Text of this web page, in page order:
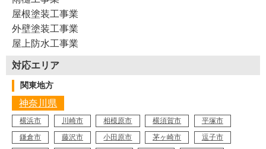
工事店番号
屋根塗装工事業
外壁塗装工事業
屋上防水工事業
対応エリア
関東地方
神奈川県
横浜市 川崎市 相模原市 横須賀市
平塚市
鎌倉市
藤沢市 小田原市 茅ヶ崎市
逗子市